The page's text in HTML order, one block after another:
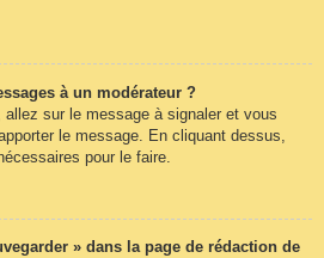
à un modérateur ?
allez sur le message à signaler et vous
le message. En cliquant dessus,
pour le faire.
» dans la page de rédaction de